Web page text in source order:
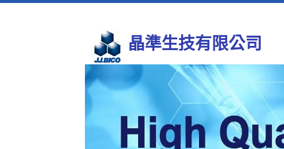
晶準生技有限公司